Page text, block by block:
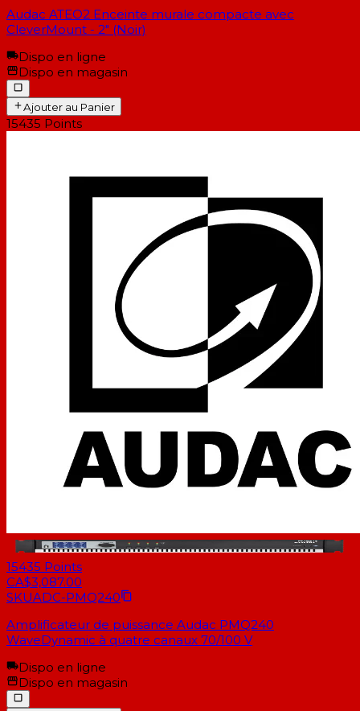
Audac ATEO2 Enceinte murale compacte avec
CleverMount - 2" (Noir)
Dispo en ligne
Dispo en magasin
Ajouter au Panier
15435 Points
15435 Points
CA$3,087.00
SKUADC-PMQ240
Amplificateur de puissance Audac PMQ240
WaveDynamic à quatre canaux 70/100 V
Dispo en ligne
Dispo en magasin